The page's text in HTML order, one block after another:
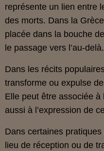
représente un lien entre
des morts. Dans la
placée dans la bouche
le passage vers l’au‑delà.
Dans les récits
transforme ou expulse
Elle peut être associée
aussi à l’expression de
Dans certaines
lieu de réception ou de